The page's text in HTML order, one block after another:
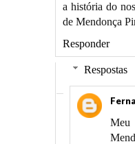
a história do
de Mendonça
Responder
Respostas
Meu